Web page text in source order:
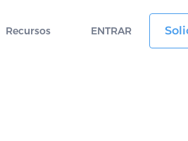
Recursos ENTRAR